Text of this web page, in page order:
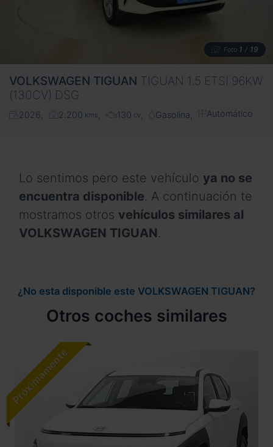
Foto 1 / 19
VOLKSWAGEN TIGUAN TIGUAN 1.5 ETSI 96KW
(130CV) DSG
2026 2.200 kms 130 cv Gasolina Automático
Lo sentimos pero este vehículo ya no se
encuentra disponible. A continuación te
mostramos otros vehículos similares al
VOLKSWAGEN TIGUAN.
¿No esta disponible este VOLKSWAGEN TIGUAN?
Otros coches similares